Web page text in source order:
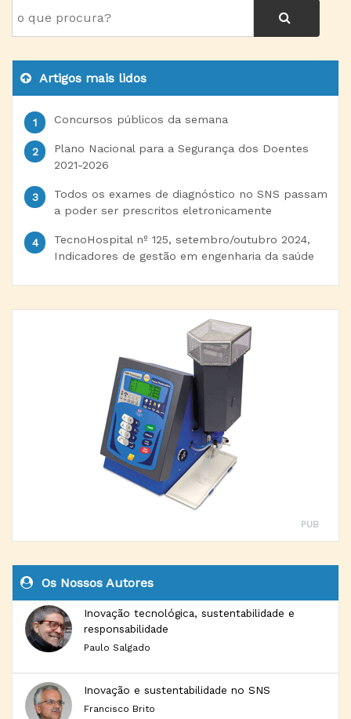
Artigos mais lidos
Concursos públicos da semana
Plano Nacional para a Segurança dos Doentes
2021-2026
Todos os exames de diagnóstico no SNS passam
a poder ser prescritos eletronicamente
TecnoHospital nº 125, setembro/outubro 2024,
Indicadores de gestão em engenharia da saúde
PUB
Os Nossos Autores
Inovação tecnológica, sustentabilidade e
responsabilidade
Paulo Salgado
Inovação e sustentabilidade no SNS
Francisco Brito